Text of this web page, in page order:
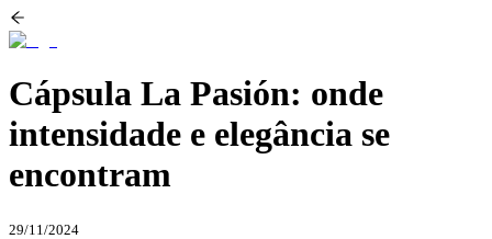
Cápsula La Pasión: onde
intensidade e elegância se
encontram
29/11/2024